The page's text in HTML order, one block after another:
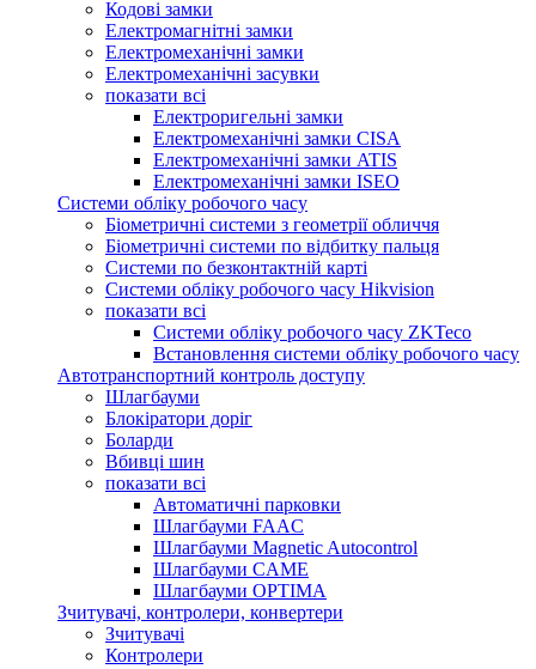
Кодові замки
Електромагнітні замки
Електромеханічні замки
Електромеханічні засувки
показати всі
Електроригельні замки
Електромеханічні замки CISA
Електромеханічні замки ATIS
Електромеханічні замки ISEO
Системи обліку робочого часу
Біометричні системи з геометрії обличчя
Біометричні системи по відбитку пальця
Системи по безконтактній карті
Системи обліку робочого часу Hikvision
показати всі
Системи обліку робочого часу ZKTeco
Встановлення системи обліку робочого часу
Автотранспортний контроль доступу
Шлагбауми
Блокіратори доріг
Боларди
Вбивці шин
показати всі
Автоматичні парковки
Шлагбауми FAAC
Шлагбауми Magnetic Autocontrol
Шлагбауми CAME
Шлагбауми OPTIMA
Зчитувачі, контролери, конвертери
Зчитувачі
Контролери